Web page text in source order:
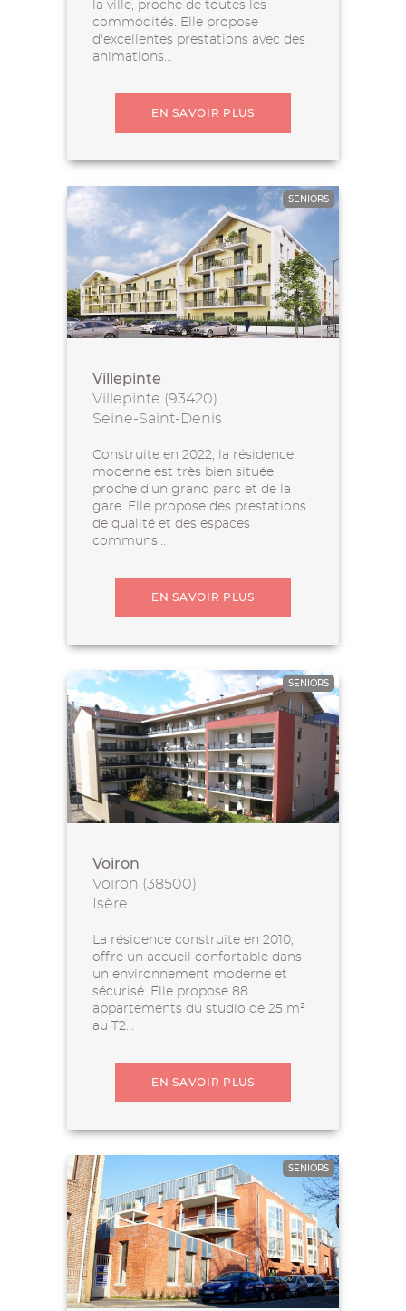
la ville, proche de toutes les
commodités. Elle propose
d'excellentes prestations avec des
animations...
EN SAVOIR PLUS
SENIORS
Villepinte
Villepinte (93420)
Seine-Saint-Denis
Construite en 2022, la résidence
moderne est très bien située,
proche d'un grand parc et de la
gare. Elle propose des prestations
de qualité et des espaces
communs...
EN SAVOIR PLUS
SENIORS
Voiron
Voiron (38500)
Isère
La résidence construite en 2010,
offre un accueil confortable dans
un environnement moderne et
sécurisé. Elle propose 88
appartements du studio de 25 m²
au T2...
EN SAVOIR PLUS
SENIORS